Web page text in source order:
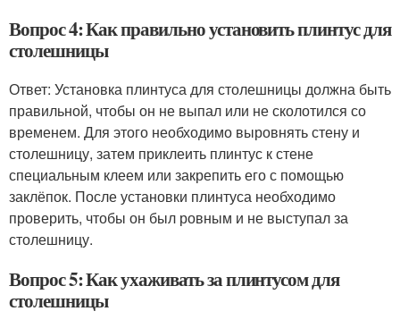
Вопрос 4: Как правильно установить плинтус для
столешницы
Ответ: Установка плинтуса для столешницы должна быть
правильной, чтобы он не выпал или не сколотился со
временем. Для этого необходимо выровнять стену и
столешницу, затем приклеить плинтус к стене
специальным клеем или закрепить его с помощью
заклёпок. После установки плинтуса необходимо
проверить, чтобы он был ровным и не выступал за
столешницу.
Вопрос 5: Как ухаживать за плинтусом для
столешницы